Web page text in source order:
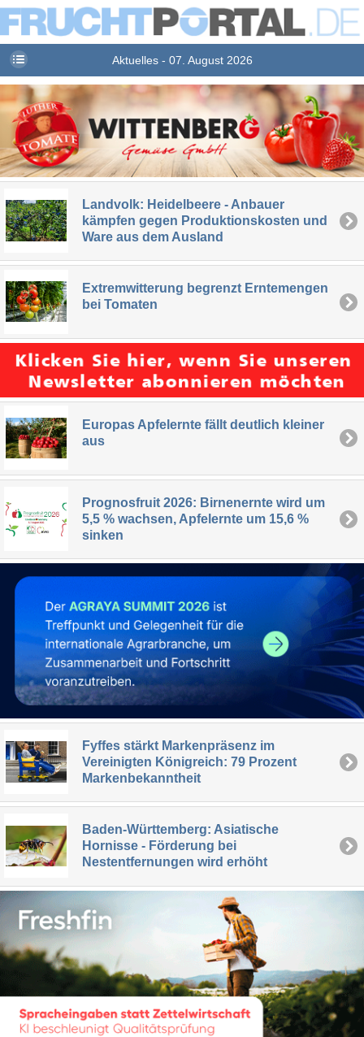
Aktuelles - 07. August 2026
Landvolk: Heidelbeere - Anbauer
kämpfen gegen Produktionskosten und
Ware aus dem Ausland
Extremwitterung begrenzt Erntemengen
bei Tomaten
Europas Apfelernte fällt deutlich kleiner
aus
Prognosfruit 2026: Birnenernte wird um
5,5 % wachsen, Apfelernte um 15,6 %
sinken
Fyffes stärkt Markenpräsenz im
Vereinigten Königreich: 79 Prozent
Markenbekanntheit
Baden-Württemberg: Asiatische
Hornisse - Förderung bei
Nestentfernungen wird erhöht